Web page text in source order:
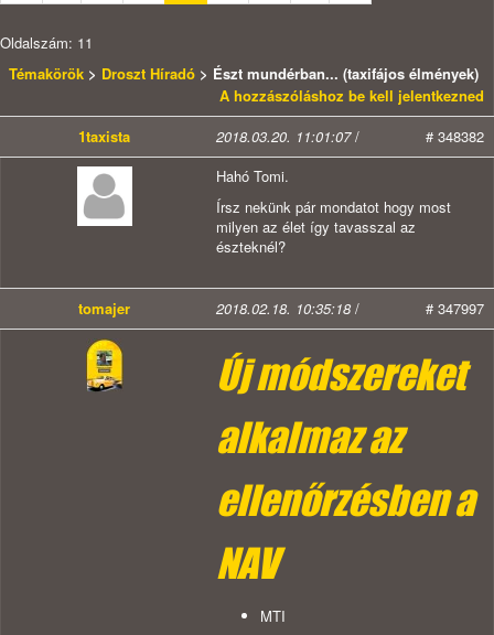
Oldalszám: 11
Témakörök > Droszt Híradó > Észt mundérban... (taxifájos élmények)
A hozzászóláshoz be kell jelentkezned
1taxista
2018.03.20. 11:01:07/
# 348382
Hahó Tomi.
Írsz nekünk pár mondatot hogy most
milyen az élet így tavasszal az
észteknél?
tomajer 2018.02.18. 10:35:18 / # 347997
Új módszereket
alkalmaz az
ellenőrzésben a
NAV
MTI